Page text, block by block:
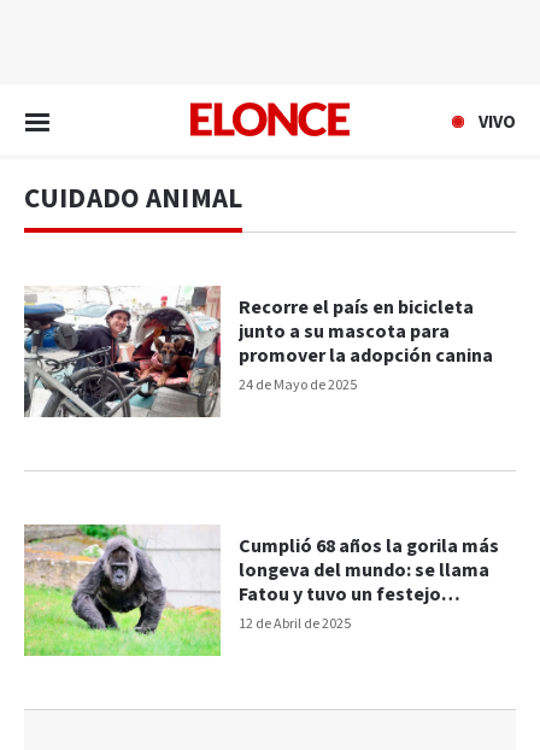
VIVO
CUIDADO ANIMAL
24 de Mayo de 2025
Recorre el país en bicicleta
junto a su mascota para
promover la adopción canina
12 de Abril de 2025
Cumplió 68 años la gorila más
longeva del mundo: se llama
Fatou y tuvo un festejo
especial